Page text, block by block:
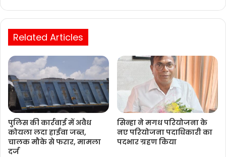
Related Articles
पुलिस की कार्रवाई में अवैध
कोयला लदा हाईवा जब्त,
चालक मौके से फरार, मामला
दर्ज
सिन्हा ने मगध परियोजना के
नए परियोजना पदाधिकारी का
पदभार ग्रहण किया